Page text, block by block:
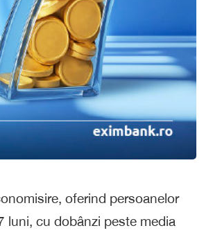
oferind persoanelor
luni, cu dobânzi peste media